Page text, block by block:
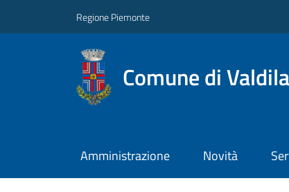
Regione Piemonte
Comune di
Amministrazione Novità